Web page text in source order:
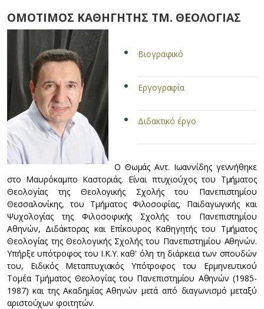
ΟΜΟΤΙΜΟΣ ΚΑΘΗΓΗΤΗΣ ΤΜ. ΘΕΟΛΟΓΙΑΣ
Βιογραφικό
Εργογραφία
Διδακτικό έργο
O Θωμάς Aντ. Iωαννίδης γεννήθηκε
στο Mαυρόκαμπο Kαστοριάς. Eίναι πτυχιούχος του Tμήματος
Θεολογίας της Θεολογικής Σχολής του Πανεπιστημίου
Θεσσαλονίκης, του Tμήματος Φιλοσοφίας, Παιδαγωγικής και
Ψυχολογίας της Φιλοσοφικής Σχολής του Πανεπιστημίου
Aθηνών, Διδάκτορας και Επίκουρος Καθηγητής του Tμήματος
Θεολογίας της Θεολογικής Σχολής του Πανεπιστημίου Aθηνών.
Yπήρξε υπότροφος του I.K.Y. καθ' όλη τη διάρκεια των σπουδών
του, Eιδικός Mεταπτυχιακός Yπότροφος του Eρμηνευτικού
Tομέα Tμήματος Θεολογίας του Πανεπιστημίου Aθηνών (1985-
1987) και της Aκαδημίας Aθηνών μετά από διαγωνισμό μεταξύ
αριστούχων φοιτητών.